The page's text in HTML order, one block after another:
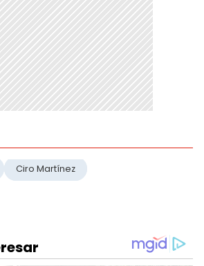
Ciro Martínez